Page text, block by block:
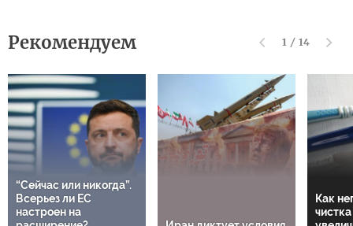
Рекомендуем 1 / 14
“Сейчас или никогда”.
Всерьез ли ЕС
настроен на
Как